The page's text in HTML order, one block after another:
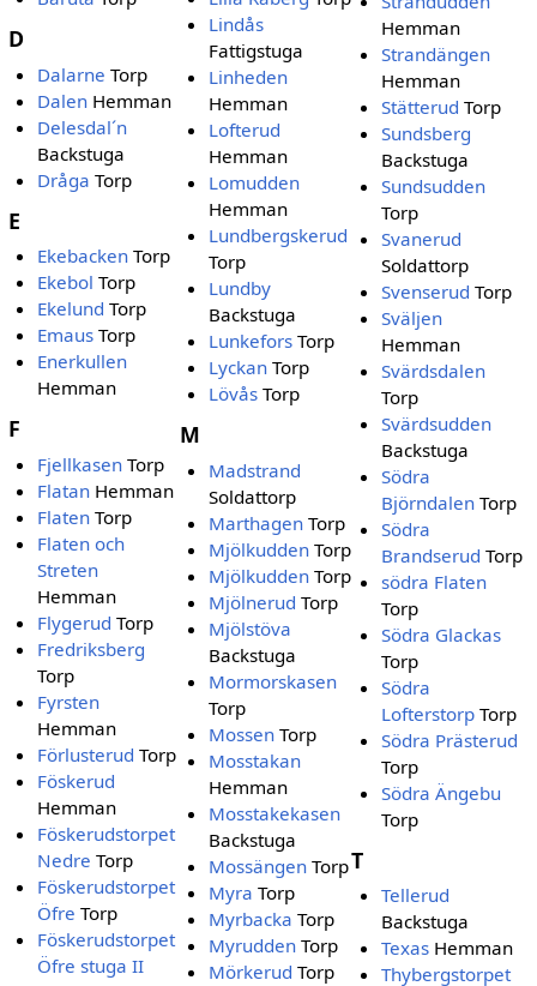
D
Dalarne Torp
Dalen Hemman
Delesdal´n
Backstuga
Dråga Torp
E
Ekebacken Torp
Ekebol Torp
Ekelund Torp
Emaus Torp
Enerkullen
Hemman
F
Fjellkasen Torp
Flatan Hemman
Flaten Torp
Flaten och
Streten
Hemman
Flygerud Torp
Fredriksberg
Torp
Fyrsten
Hemman
Förlusterud Torp
Föskerud
Hemman
Föskerudstorpet
Nedre Torp
Föskerudstorpet
Öfre Torp
Föskerudstorpet
Öfre stuga II
Lindås
Fattigstuga
Linheden
Hemman
Lofterud
Hemman
Lomudden
Hemman
Lundbergskerud
Torp
Lundby
Backstuga
Lunkefors Torp
Lyckan Torp
Lövås Torp
M
Madstrand
Soldattorp
Marthagen Torp
Mjölkudden Torp
Mjölkudden Torp
Mjölnerud Torp
Mjölstöva
Backstuga
Mormorskasen
Torp
Mossen Torp
Mosstakan
Hemman
Mosstakekasen
Backstuga
Mossängen Torp
Myra Torp
Myrbacka Torp
Myrudden Torp
Mörkerud Torp
Hemman
Strandängen
Hemman
Stätterud Torp
Sundsberg
Backstuga
Sundsudden
Torp
Svanerud
Soldattorp
Svenserud Torp
Sväljen
Hemman
Svärdsdalen
Torp
Svärdsudden
Backstuga
Södra
BjörndalenTorp
Södra
Brandserud Torp
södra Flaten
Torp
Södra Glackas
Torp
Södra
LofterstorpTorp
Södra Prästerud
Torp
Södra Ängebu
Torp
T
Tellerud
Backstuga
TexasHemman
Thybergstorpet